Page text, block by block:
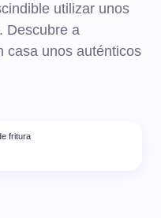
utilizar unos
Descubre a
casa unos auténticos
fritura